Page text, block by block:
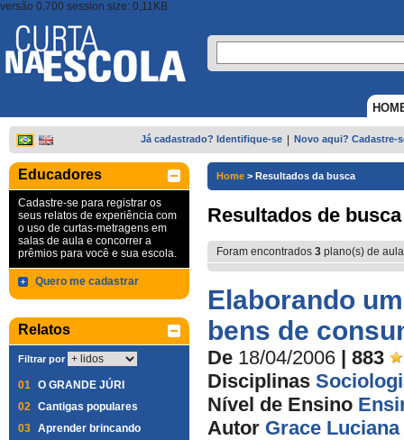
versão 0.700 session size: 0,11KB
Já cadastrado? Identifique-se Novo aqui? Cadastre-
Educadores
Cadastre-se para registrar os
seus relatos de experiência com
o uso de curtas-metragens em
salas de aula e concorrer a
prêmios para você e sua escola.
Quero me cadastrar
Relatos
Filtrar por
01 O GRANDE JÚRI
02 Cantigas populares
03 Aprender brincando
Home > Resultados da busca
Resultados de busca
Foram encontrados 3 plano(s) de
Elaborando
bens de
De 18/04/2006 | 883
Disciplinas
Nível de Ensino
Autor Grace